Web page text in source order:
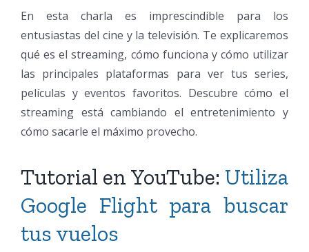
En esta charla es imprescindible para los
entusiastas del cine y la televisión. Te explicaremos
qué es el streaming, cómo funciona y cómo utilizar
las principales plataformas para ver tus series,
películas y eventos favoritos. Descubre cómo el
streaming está cambiando el entretenimiento y
cómo sacarle el máximo provecho.
Tutorial en YouTube: Utiliza
Google Flight para buscar
tus vuelos